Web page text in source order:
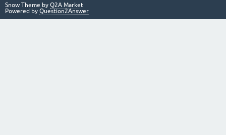
Snow Theme by Q2A Market
Powered by Question2Answer